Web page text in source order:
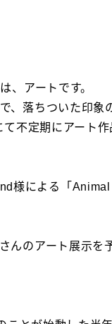
、アートです。
、落ちついた印
不定期にアート
様による「
んのアート展示